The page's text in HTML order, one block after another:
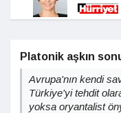
Platonik aşkın
Avrupa'nın kendi
Türkiye'yi tehdit
yoksa oryantalist